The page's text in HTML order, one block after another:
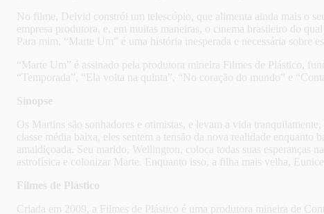
No filme, Deivid constrói um telescópio, que alimenta ainda mais o
empresa produtora, e, em muitas maneiras, o cinema brasileiro do
Para mim, “Marte Um” é uma história inesperada e necessária sobre
“Marte Um” é assinado pela produtora mineira Filmes de Plástico,
“Temporada”, “Ela volta na quinta”, “No coração do mundo” e
Sinopse
Os Martins são sonhadores e otimistas, e levam a vida
classe média baixa, eles sentem a tensão da nova realidade
amaldiçoada. Seu marido, Wellington, coloca todas suas esperanças
astrofísica e colonizar Marte. Enquanto isso, a filha mais velha,
Filmes de Plástico
Criada em 2009, a Filmes de Plástico é uma produtora mineira de